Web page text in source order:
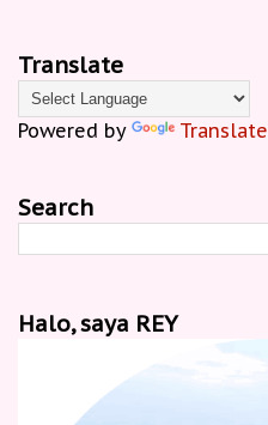
Translate
Powered by Translate
Search
Halo, saya REY